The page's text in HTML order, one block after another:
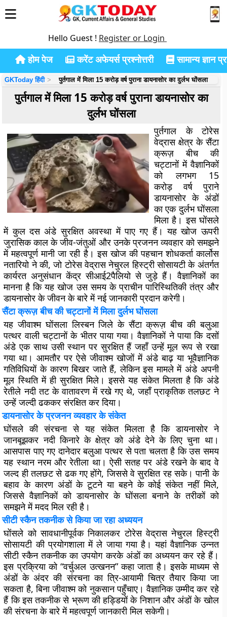
Hello Guest ! Register or Login
होम पेज करेंट अफेयर्स प्रश्नोत्तरी सामान्य ज्ञान
GKToday हिंदी पुर्तगाल में मिला 15 करोड़ वर्ष पुराना डायनासोर का दुर्लभ घोंसला
पुर्तगाल में मिला 15 करोड़ वर्ष पुराना डायनासोर का
दुर्लभ घोंसला
पुर्तगाल के टोरेस
वेद्रास क्षेत्र के सैंटा
क्रूज़ बीच की
चट्टानों में वैज्ञानिकों
को लगभग 15
करोड़ वर्ष पुराने
डायनासोर के अंडों
का एक दुर्लभ घोंसला
मिला है। इस घोंसले
में कुल दस अंडे सुरक्षित अवस्था में पाए गए हैं। यह खोज ऊपरी
जुरासिक काल के जीव-जंतुओं और उनके प्रजनन व्यवहार को समझने
में महत्वपूर्ण मानी जा रही है। इस खोज की पहचान शोधकर्ता कार्लोस
नतारियो ने की, जो टोरेस वेद्रास नेचुरल हिस्ट्री सोसायटी के अंतर्गत
कार्यरत अनुसंधान केंद्र सीआई2पैलियो से जुड़े हैं। वैज्ञानिकों का
मानना है कि यह खोज उस समय के प्राचीन पारिस्थितिकी तंत्र और
डायनासोर के जीवन के बारे में नई जानकारी प्रदान करेगी।
सैंटा क्रूज़ बीच की चट्टानों में मिला दुर्लभ घोंसला
यह जीवाश्म घोंसला लिस्बन जिले के सैंटा क्रूज़ बीच की बलुआ
पत्थर वाली चट्टानों के भीतर पाया गया। वैज्ञानिकों ने पाया कि दसों
अंडे एक साथ उसी स्थान पर सुरक्षित हैं जहाँ उन्हें मूल रूप से रखा
गया था। आमतौर पर ऐसे जीवाश्म खोजों में अंडे बाढ़ या भूवैज्ञानिक
गतिविधियों के कारण बिखर जाते हैं, लेकिन इस मामले में अंडे अपनी
मूल स्थिति में ही सुरक्षित मिले। इससे यह संकेत मिलता है कि अंडे
रेतीले नदी तट के वातावरण में रखे गए थे, जहाँ प्राकृतिक तलछट ने
उन्हें जल्दी ढककर संरक्षित कर दिया।
डायनासोर के प्रजनन व्यवहार के संकेत
घोंसले की संरचना से यह संकेत मिलता है कि डायनासोर ने
जानबूझकर नदी किनारे के क्षेत्र को अंडे देने के लिए चुना था।
आसपास पाए गए दानेदार बलुआ पत्थर से पता चलता है कि उस समय
यह स्थान नरम और रेतीला था। ऐसी सतह पर अंडे रखने के बाद वे
जल्द ही तलछट से ढक गए होंगे, जिससे वे सुरक्षित रह सके। पानी के
बहाव के कारण अंडों के टूटने या बहने के कोई संकेत नहीं मिले,
जिससे वैज्ञानिकों को डायनासोर के घोंसला बनाने के तरीकों को
समझने में मदद मिल रही है।
सीटी स्कैन तकनीक से किया जा रहा अध्ययन
घोंसले को सावधानीपूर्वक निकालकर टोरेस वेद्रास नेचुरल हिस्ट्री
सोसायटी की प्रयोगशाला में ले जाया गया है। यहां वैज्ञानिक उन्नत
सीटी स्कैन तकनीक का उपयोग करके अंडों का अध्ययन कर रहे हैं।
इस प्रक्रिया को “वर्चुअल उत्खनन” कहा जाता है। इसके माध्यम से
अंडों के अंदर की संरचना का त्रि-आयामी चित्र तैयार किया जा
सकता है, बिना जीवाश्म को नुकसान पहुँचाए। वैज्ञानिक उम्मीद कर रहे
हैं कि इस तकनीक से भ्रूण की हड्डियों के निशान और अंडों के खोल
की संरचना के बारे में महत्वपूर्ण जानकारी मिल सकेगी।